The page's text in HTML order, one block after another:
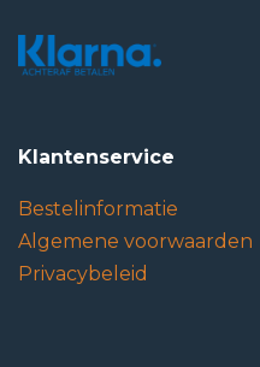
Klantenservice
Bestelinformatie
Algemene voorwaarden
Privacybeleid